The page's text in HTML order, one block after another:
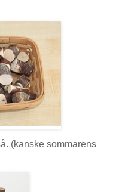
(kanske sommarens